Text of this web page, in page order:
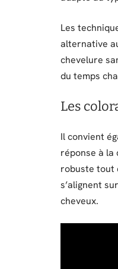
Les
alternative
chevelure
du temps
Les
Il convient
réponse à la
robuste tout
s’alignent
cheveux.